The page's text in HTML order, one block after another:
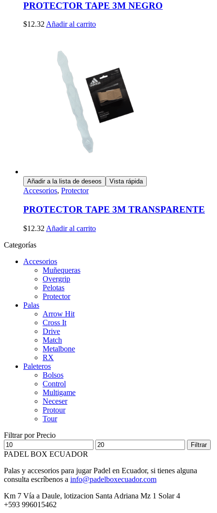
PROTECTOR TAPE 3M NEGRO
$12.32Añadir al carrito
Añadir a la lista de deseos Vista rápida
Accesorios, Protector
PROTECTOR TAPE 3M TRANSPARENTE
$12.32 Añadir al carrito
Categorías
Accesorios
Muñequeras
Overgrip
Pelotas
Protector
Palas
Arrow Hit
Cross It
Drive
Match
Metalbone
RX
Paleteros
Bolsos
Control
Multigame
Neceser
Protour
Tour
Filtrar por Precio
Precio
mínimo
Precio
máximo
Filtrar
PADEL BOX ECUADOR
Palas y accesorios para jugar Padel en Ecuador, si tienes alguna
consulta escríbenos a info@padelboxecuador.com
Km 7 Vía a Daule, lotizacion Santa Adriana Mz 1 Solar 4
+593 996015462